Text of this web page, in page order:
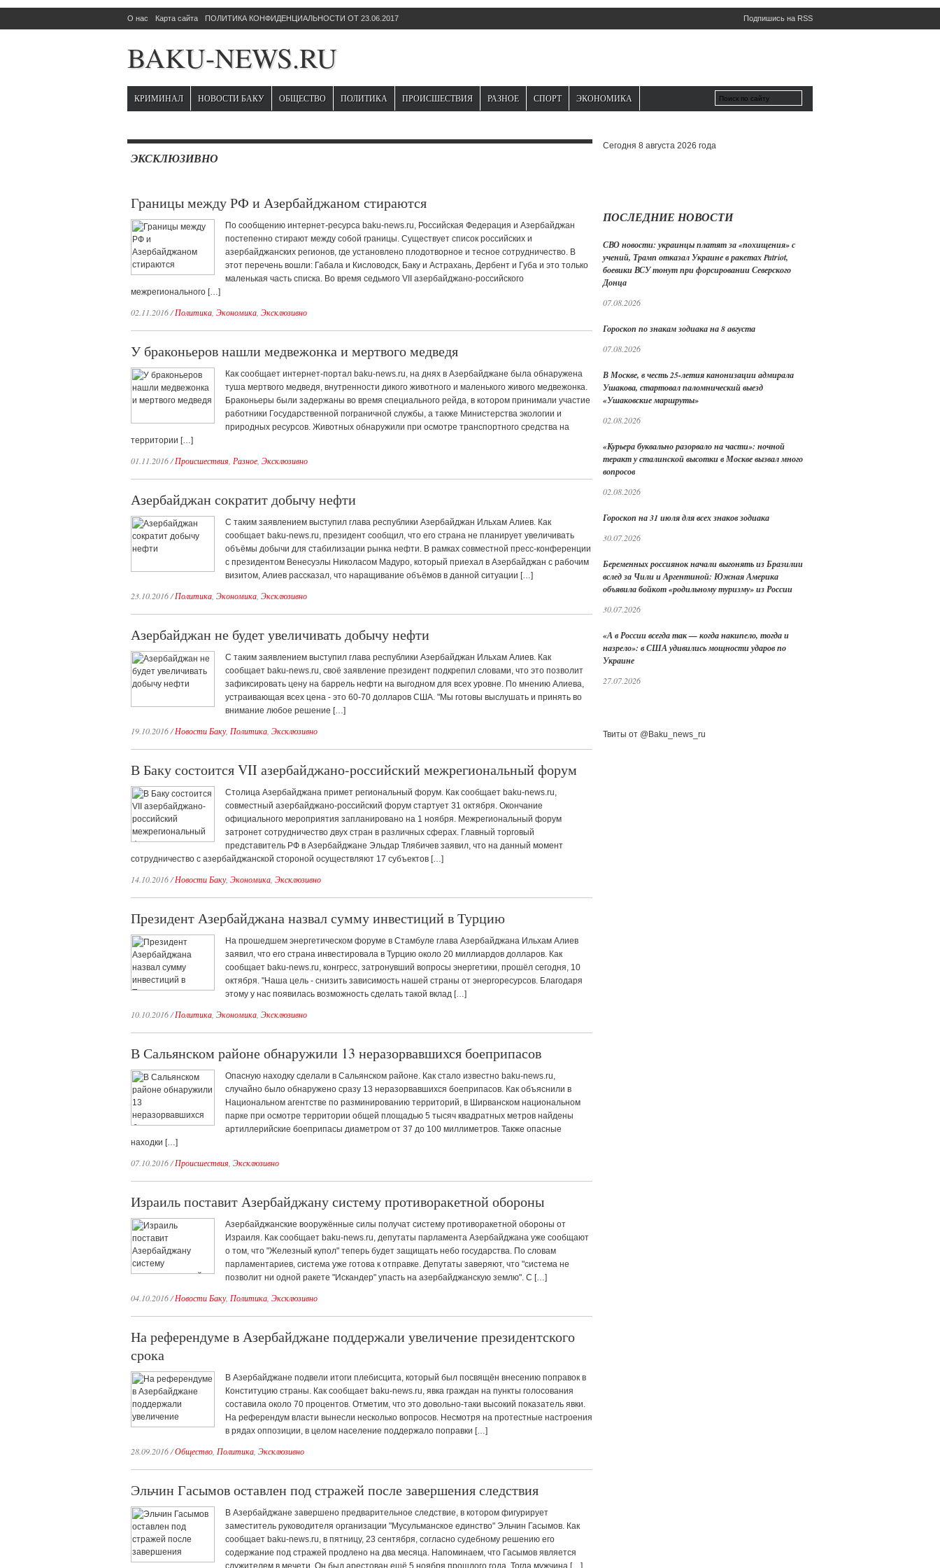
Подпишись на RSS
О нас Карта сайта ПОЛИТИКА КОНФИДЕНЦИАЛЬНОСТИ ОТ 23.06.2017
BAKU-NEWS.RU
КРИМИНАЛ НОВОСТИ БАКУ ОБЩЕСТВО ПОЛИТИКА ПРОИСШЕСТВИЯ РАЗНОЕ СПОРТ ЭКОНОМИКА
ЭКСКЛЮЗИВНО
Границы между РФ и Азербайджаном стираются
По сообщению интернет-ресурса baku-news.ru, Российская Федерация и Азербайджан
постепенно стирают между собой границы. Существует список российских и
азербайджанских регионов, где установлено плодотворное и тесное сотрудничество. В
этот перечень вошли: Габала и Кисловодск, Баку и Астрахань, Дербент и Губа и это только
маленькая часть списка. Во время седьмого VII азербайджано-российского
межрегионального […]
02.11.2016/Политика Экономика Эксклюзивно
У браконьеров нашли медвежонка и мертвого медведя
Как сообщает интернет-портал baku-news.ru, на днях в Азербайджане была обнаружена
туша мертвого медведя, внутренности дикого животного и маленького живого медвежонка.
Браконьеры были задержаны во время специального рейда, в котором принимали участие
работники Государственной пограничной службы, а также Министерства экологии и
природных ресурсов. Животных обнаружили при осмотре транспортного средства на
территории […]
01.11.2016/Происшествия Разное Эксклюзивно
Азербайджан сократит добычу нефти
С таким заявлением выступил глава республики Азербайджан Ильхам Алиев. Как
сообщает baku-news.ru, президент сообщил, что его страна не планирует увеличивать
объёмы добычи для стабилизации рынка нефти. В рамках совместной пресс-конференции
с президентом Венесуэлы Николасом Мадуро, который приехал в Азербайджан с рабочим
визитом, Алиев рассказал, что наращивание объёмов в данной ситуации […]
23.10.2016/Политика Экономика Эксклюзивно
Азербайджан не будет увеличивать добычу нефти
С таким заявлением выступил глава республики Азербайджан Ильхам Алиев. Как
сообщает baku-news.ru, своё заявление президент подкрепил словами, что это позволит
зафиксировать цену на баррель нефти на выгодном для всех уровне. По мнению Алиева,
устраивающая всех цена - это 60-70 долларов США. "Мы готовы выслушать и принять во
внимание любое решение […]
19.10.2016/Новости Баку, Политика Эксклюзивно
В Баку состоится VII азербайджано-российский межрегиональный форум
Столица Азербайджана примет региональный форум. Как сообщает baku-news.ru,
совместный азербайджано-российский форум стартует 31 октября. Окончание
официального мероприятия запланировано на 1 ноября. Межрегиональный форум
затронет сотрудничество двух стран в различных сферах. Главный торговый
представитель РФ в Азербайджане Эльдар Тлябичев заявил, что на данный момент
сотрудничество с азербайджанской стороной осуществляют 17 субъектов […]
14.10.2016/Новости Баку, Экономика Эксклюзивно
Президент Азербайджана назвал сумму инвестиций в Турцию
На прошедшем энергетическом форуме в Стамбуле глава Азербайджана Ильхам Алиев
заявил, что его страна инвестировала в Турцию около 20 миллиардов долларов. Как
сообщает baku-news.ru, конгресс, затронувший вопросы энергетики, прошёл сегодня, 10
октября. "Наша цель - снизить зависимость нашей страны от энергоресурсов. Благодаря
этому у нас появилась возможность сделать такой вклад […]
10.10.2016/Политика Экономика Эксклюзивно
В Сальянском районе обнаружили 13 неразорвавшихся боеприпасов
Опасную находку сделали в Сальянском районе. Как стало известно baku-news.ru,
случайно было обнаружено сразу 13 неразорвавшихся боеприпасов. Как объяснили в
Национальном агентстве по разминированию территорий, в Ширванском национальном
парке при осмотре территории общей площадью 5 тысяч квадратных метров найдены
артиллерийские боеприпасы диаметром от 37 до 100 миллиметров. Также опасные
находки […]
07.10.2016/Происшествия Эксклюзивно
Израиль поставит Азербайджану систему противоракетной обороны
Азербайджанские вооружённые силы получат систему противоракетной обороны от
Израиля. Как сообщает baku-news.ru, депутаты парламента Азербайджана уже сообщают
о том, что "Железный купол" теперь будет защищать небо государства. По словам
парламентариев, система уже готова к отправке. Депутаты заверяют, что "система не
позволит ни одной ракете "Искандер" упасть на азербайджанскую землю". С […]
04.10.2016/Новости Баку, Политика Эксклюзивно
На референдуме в Азербайджане поддержали увеличение президентского
срока
В Азербайджане подвели итоги плебисцита, который был посвящён внесению поправок в
Конституцию страны. Как сообщает baku-news.ru, явка граждан на пункты голосования
составила около 70 процентов. Отметим, что это довольно-таки высокий показатель явки.
На референдум власти вынесли несколько вопросов. Несмотря на протестные настроения
в рядах оппозиции, в целом население поддержало поправки […]
28.09.2016/Общество Политика Эксклюзивно
Эльчин Гасымов оставлен под стражей после завершения следствия
В Азербайджане завершено предварительное следствие, в котором фигурирует
заместитель руководителя организации "Мусульманское единство" Эльчин Гасымов. Как
сообщает baku-news.ru, в пятницу, 23 сентября, согласно судебному решению его
содержание под стражей продлено на два месяца. Напоминаем, что Гасымов является
служителем в мечети. Он был арестован ещё 5 ноября прошлого года. Тогда мужчина […]
Сегодня 8 августа 2026 года
ПОСЛЕДНИЕ НОВОСТИ
СВО новости: украинцы платят за «похищения» с
учений, Трамп отказал Украине в ракетах Patriot,
боевики ВСУ тонут при форсировании Северского
Донца
07.08.2026
Гороскоп по знакам зодиака на 8 августа
07.08.2026
В Москве, в честь 25-летия канонизации адмирала
Ушакова, стартовал паломнический выезд
«Ушаковские маршруты»
02.08.2026
«Курьера буквально разорвало на части»: ночной
теракт у сталинской высотки в Москве вызвал много
вопросов
02.08.2026
Гороскоп на 31 июля для всех знаков зодиака
30.07.2026
Беременных россиянок начали выгонять из Бразилии
вслед за Чили и Аргентиной: Южная Америка
объявила бойкот «родильному туризму» из России
30.07.2026
«А в России всегда так — когда накипело, тогда и
назрело»: в США удивились мощности ударов по
Украине
27.07.2026
Твиты от @Baku_news_ru